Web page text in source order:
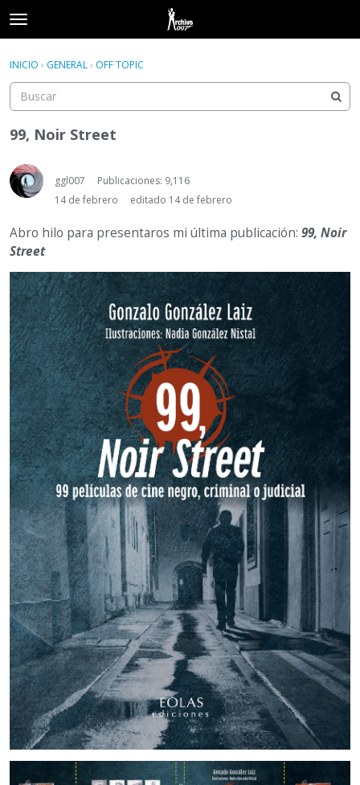
t
o
g
e
m
e
n
u
Acceder
Actividad
Acceder Registrarse
INICIO › GENERAL› OFF TOPIC
99, Noir Street
ggl007
Publicaciones: 9,116
14 de febrero
editado 14 de febrero
Abro hilo para presentaros mi última publicación: 99, Noir
Street